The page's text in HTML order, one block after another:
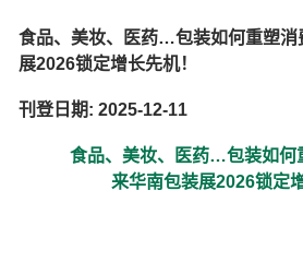
食品、美妆、医药…包装如何重塑消
展2026锁定增长先机！
刊登日期: 2025-12-11
食品、美妆、医药…包装如何
来华南包装展2026锁定